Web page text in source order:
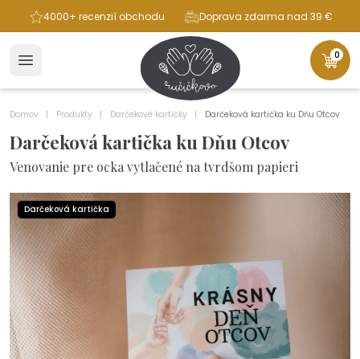
4000+ recenzií obchodu Doprava zdarma nad 39 €
0
Domov Produkty Darčekové kartičky Darčeková kartička ku Dňu Otcov
Darčeková kartička ku Dňu Otcov
Venovanie pre ocka vytlačené na tvrdšom papieri
Darčeková kartička